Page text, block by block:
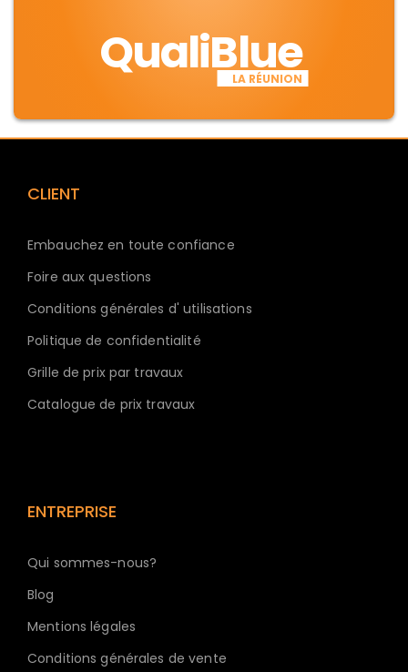
QualiBlue
LA RÉUNION
CLIENT
Embauchez en toute confiance
Foire aux questions
Conditions générales d' utilisations
Politique de confidentialité
Grille de prix par travaux
Catalogue de prix travaux
ENTREPRISE
Qui sommes-nous?
Blog
Mentions légales
Conditions générales de vente